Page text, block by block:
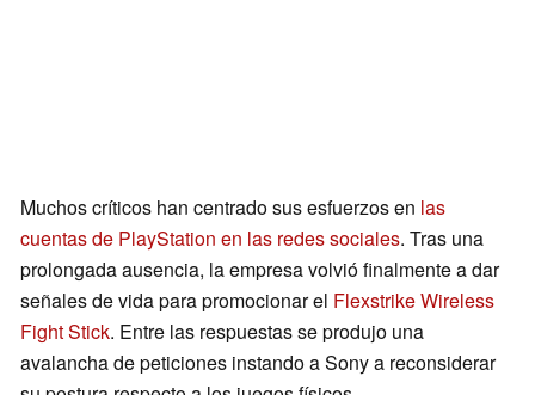
Muchos críticos han centrado sus esfuerzos en las
cuentas de PlayStation en las redes sociales. Tras una
prolongada ausencia, la empresa volvió finalmente a dar
señales de vida para promocionar el Flexstrike Wireless
Fight Stick. Entre las respuestas se produjo una
avalancha de peticiones instando a Sony a reconsiderar